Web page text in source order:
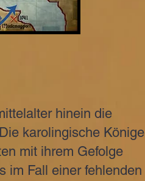
hinein die
karolingische Könige
mit ihrem Gefolge
im Fall einer fehlenden